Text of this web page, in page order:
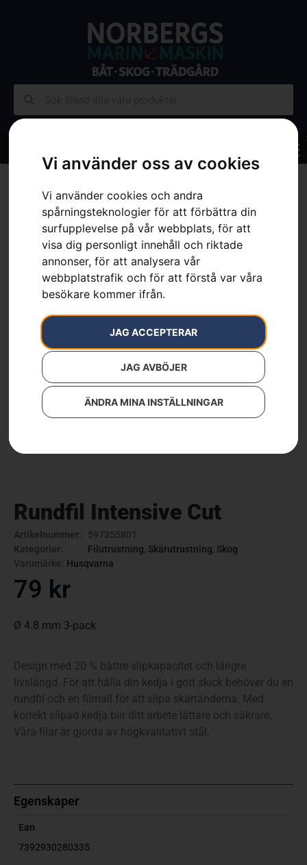
Vi använder oss av cookies
Vi använder cookies och andra
spårningsteknologier för att förbättra din
surfupplevelse på vår webbplats, för att
visa dig personligt innehåll och riktade
annonser, för att analysera vår
webbplatstrafik och för att förstå var våra
besökare kommer ifrån.
JAG ACCEPTERAR
JAG AVBÖJER
ÄNDRA MINA INSTÄLLNINGAR
Intensive Cut
Rundfil Intensive Cut
Artikelnummer:
597355801
Kategorier:
Filutrustning, Skärutrustning, Skog
Varumärke: Husqvarna
79 kr
Ø 4.8 mm 3-pack
Design med 20 % bättre slipkapacitet och längre
livslängd. För att hålla din kedja i gott skick behöver du en
rundfil och en filmall för att slipa skärtänderna. Med
korrekt slipad kedja blir ditt arbete lättare och säkrare.
Våra filar är gjorda av högkvalitativt stål.
Egenskaper
Ean
7392930280335